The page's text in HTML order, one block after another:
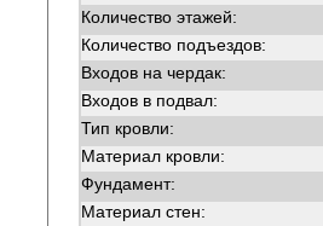
Количество этажей:
Количество подъездов:
Входов на чердак:
Входов в подвал:
Тип кровли:
Материал кровли:
Фундамент:
Материал стен: